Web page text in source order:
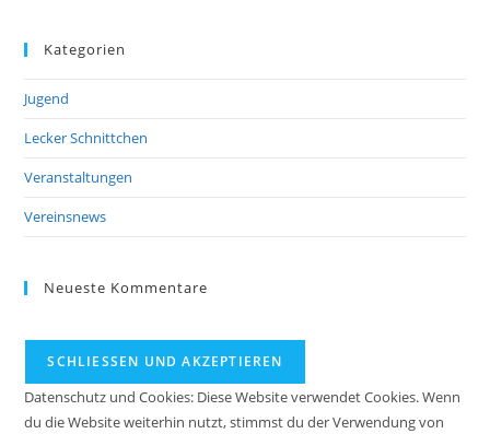
Kategorien
Jugend
Lecker Schnittchen
Veranstaltungen
Vereinsnews
Neueste Kommentare
Datenschutz und Cookies: Diese Website verwendet Cookies. Wenn
du die Website weiterhin nutzt, stimmst du der Verwendung von